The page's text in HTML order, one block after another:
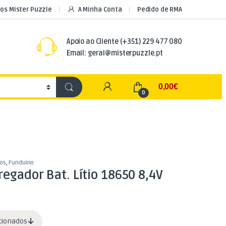
Mister Puzzle A Minha Conta Pedido de RMA
Apoio ao Cliente(+351) 229 477 080
Email: geral@misterpuzzle.pt
My Account
0
0,00€
,Funduino
Bat. Lítio 18650 8,4V